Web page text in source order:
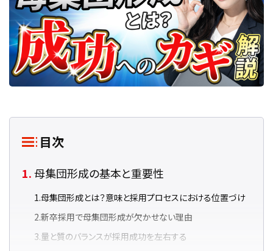
目次
母集団形成の基本と重要性
母集団形成とは？意味と採用プロセスにおける位置づけ
新卒採用で母集団形成が欠かせない理由
量と質のバランスが採用成功を左右する